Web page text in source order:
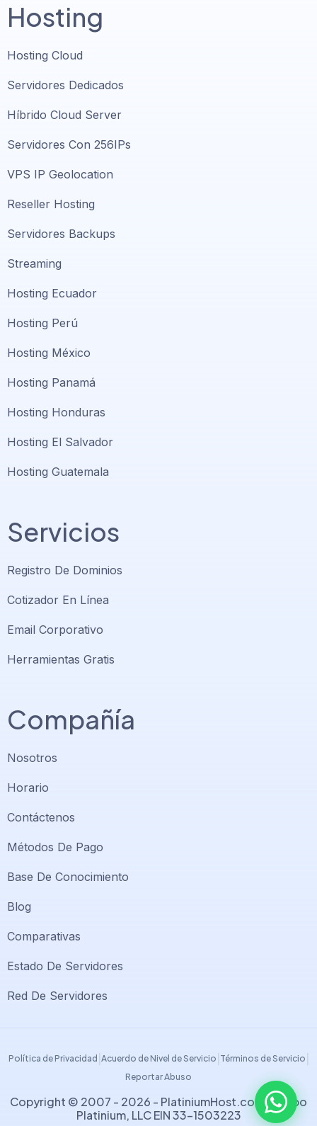
Hosting
Hosting Cloud
Servidores Dedicados
Híbrido Cloud Server
Servidores Con 256IPs
VPS IP Geolocation
Reseller Hosting
Servidores Backups
Streaming
Hosting Ecuador
Hosting Perú
Hosting México
Hosting Panamá
Hosting Honduras
Hosting El Salvador
Hosting Guatemala
Servicios
Registro De Dominios
Cotizador En Línea
Email Corporativo
Herramientas Gratis
Compañía
Nosotros
Horario
Contáctenos
Métodos De Pago
Base De Conocimiento
Blog
Comparativas
Estado De Servidores
Red De Servidores
Política de Privacidad Acuerdo de Nivel de Servicio Términos de Servicio
Reportar Abuso
Copyright © 2007 - 2026 - PlatiniumHost.com | Grupo
Platinium, LLC EIN 33-1503223